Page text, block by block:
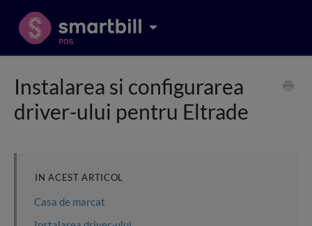
Instalarea si configurarea
driver-ului pentru Eltrade
IN ACEST ARTICOL
Casa de marcat